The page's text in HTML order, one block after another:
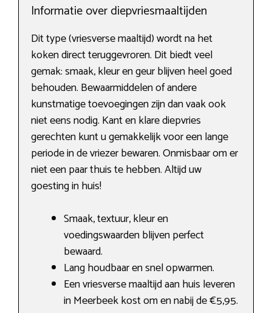
Informatie over diepvriesmaaltijden
Dit type (vriesverse maaltijd) wordt na het
koken direct teruggevroren. Dit biedt veel
gemak: smaak, kleur en geur blijven heel goed
behouden. Bewaarmiddelen of andere
kunstmatige toevoegingen zijn dan vaak ook
niet eens nodig. Kant en klare diepvries
gerechten kunt u gemakkelijk voor een lange
periode in de vriezer bewaren. Onmisbaar om er
niet een paar thuis te hebben. Altijd uw
goesting in huis!
Smaak, textuur, kleur en
voedingswaarden blijven perfect
bewaard.
Lang houdbaar en snel opwarmen.
Een vriesverse maaltijd aan huis leveren
in Meerbeek kost om en nabij de €5,95.